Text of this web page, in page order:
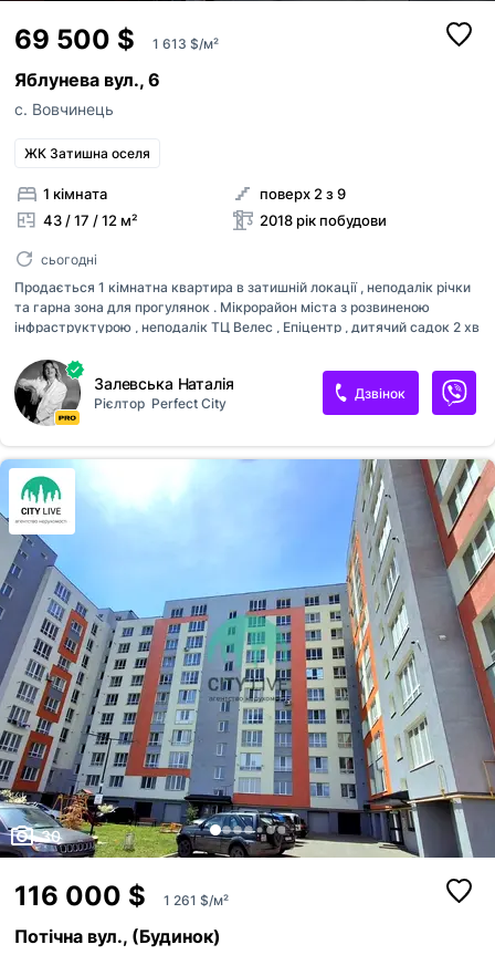
69 500 $ 1 613 $/м²
Яблунева вул., 6
с. Вовчинець
ЖК Затишна оселя
1 кімната
43 / 17 / 12 м²
поверх 2 з 9
2018 рік побудови
сьогодні
Продається 1 кімнатна квартира в затишній локації , неподалік річки
та гарна зона для прогулянок . Мікрорайон міста з розвиненою
інфраструктурою , неподалік ТЦ Велес , Епіцентр , дитячий садок 2 хв
парковка для авто. 43,1 м2 загальна площа , комфортний 2 поверх ,
індивідуальне опалення. Проживає орендар , плата 220$ готовий
продовжити оренду , якщо ви цікавитесь під інвестицію. Документи
більше 3-х років , оформлені за покупцем
Залевська Наталія
Рієлтор Perfeсt City
Дзвінок
30
116 000 $ 1 261 $/м²
Потічна вул., (Будинок)